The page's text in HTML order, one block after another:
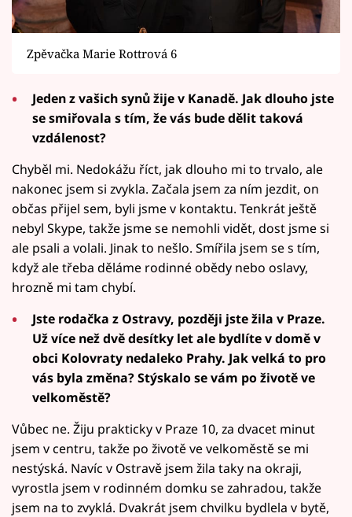
Zpěvačka Marie Rottrová 6
Jeden z vašich synů žije v Kanadě. Jak dlouho jste
se smiřovala s tím, že vás bude dělit taková
vzdálenost?
Chyběl mi. Nedokážu říct, jak dlouho mi to trvalo, ale
nakonec jsem si zvykla. Začala jsem za ním jezdit, on
občas přijel sem, byli jsme v kontaktu. Tenkrát ještě
nebyl Skype, takže jsme se nemohli vidět, dost jsme si
ale psali a volali. Jinak to nešlo. Smířila jsem se s tím,
když ale třeba děláme rodinné obědy nebo oslavy,
hrozně mi tam chybí.
Jste rodačka z Ostravy, později jste žila v Praze.
Už více než dvě desítky let ale bydlíte v domě v
obci Kolovraty nedaleko Prahy. Jak velká to pro
vás byla změna? Stýskalo se vám po životě ve
velkoměstě?
Vůbec ne. Žiju prakticky v Praze 10, za dvacet minut
jsem v centru, takže po životě ve velkoměstě se mi
nestýská. Navíc v Ostravě jsem žila taky na okraji,
vyrostla jsem v rodinném domku se zahradou, takže
jsem na to zvyklá. Dvakrát jsem chvilku bydlela v bytě,